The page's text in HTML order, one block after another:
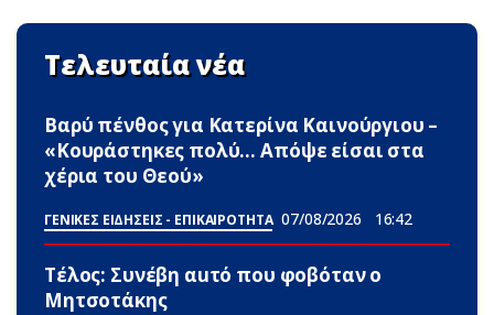
Τελευταία νέα
Βαρύ πένθος για Κατερίνα Καινούργιου –
«Κουράστηκες πολύ… Απόψε είσαι στα
χέρια του Θεού»
ΓΕΝΙΚΕΣ ΕΙΔΗΣΕΙΣ - ΕΠΙΚΑΙΡΟΤΗΤΑ 07/08/2026 16:42
Τέλος: Συνέβη αuτό που φοβόταν ο
Μητσοτάκης